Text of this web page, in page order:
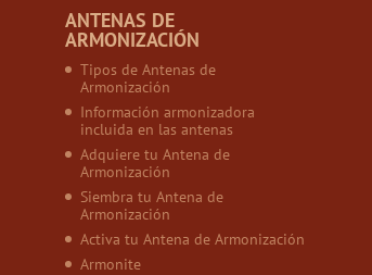
ANTENAS DE
ARMONIZACIÓN
Tipos de Antenas de
Armonización
Información armonizadora
incluida en las antenas
Adquiere tu Antena de
Armonización
Siembra tu Antena de
Armonización
Activa tu Antena de Armonización
Armonite